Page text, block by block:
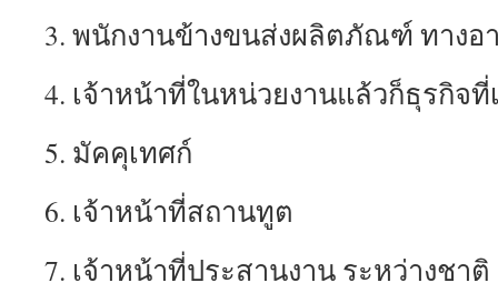
3. พนักงานข้างขนส่งผลิตภัณฑ์ ทางอ
4. เจ้าหน้าที่ในหน่วยงานแล้วก็ธุรกิจที่
5. มัคคุเทศก์
6. เจ้าหน้าที่สถานทูต
7. เจ้าหน้าที่ประสานงาน ระหว่างชาติ